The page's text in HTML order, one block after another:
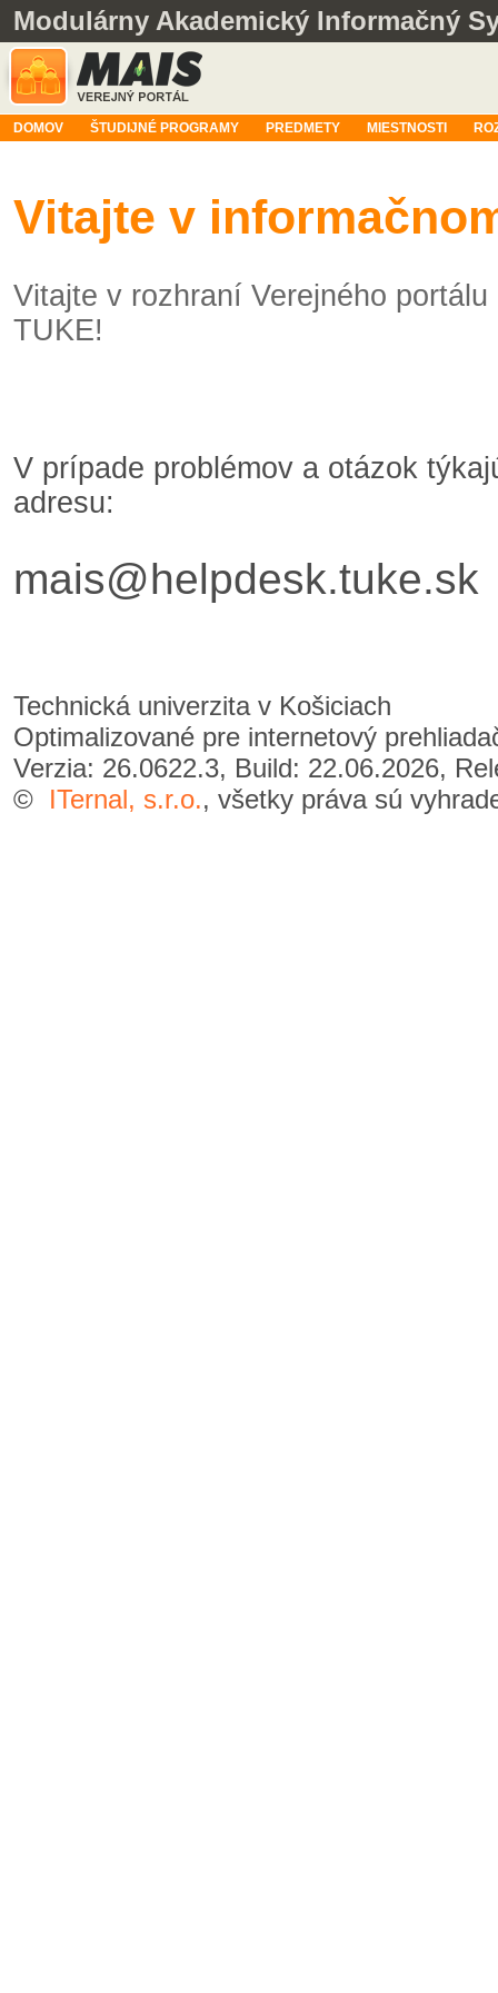
Modulárny Akademický Informačný
DOMOV ŠTUDIJNÉ PROGRAMY PREDMETY MIESTNOSTI
Vitajte v
Vitajte v rozhraní Verejného
TUKE!
V prípade problémov a otázok
adresu:
mais@helpdesk.tuke.sk
Technická univerzita v Košiciach
Optimalizované pre internetový
Verzia: 26.0622.3, Build: 22.06.2026,
© ITernal, s.r.o., všetky práva sú